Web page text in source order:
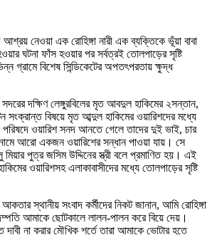
নেওয়া এক রোহিঙ্গা নারী এক ব্যক্তিকে ভূঁয়া বাবা
ঘটনা ফাঁস হওয়ার পর সর্বত্রই তোলপাড়ের সৃষ্টি
গ্রামে বিশেষ সিন্ডিকেটের অপতৎপরতায় ক্ষুদ্ধ
দক্ষিণ লেঙ্গুরবিলের মৃত আবদুল হাকিমের ২সন্তান,
সংক্রান্ত বিষয়ে মৃত আব্দুল হাকিমের ওয়ারিশদের মধ্যে
ওয়ারিশ সনদ আনতে গেলে তাদের দুই ভাই, চার
আরো একজন ওয়ারিশের সন্ধান পাওয়া যায়। সে
মিয়ার পুত্র জসিম উদ্দিনের স্ত্রী বলে প্রমাণিত হয়। এই
ওয়ারিশসহ এলাকাবাসীদের মধ্যে তোলপাড়ের সৃষ্টি
স্থানীয় সংবাদ কর্মীদের নিকট জানান, আমি রোহিঙ্গা
আমাকে ছোটকালে লালন-পালন করে বিয়ে দেয়।
দাবী না করার মৌখিক শর্তে তারা আমাকে ভোটার হতে